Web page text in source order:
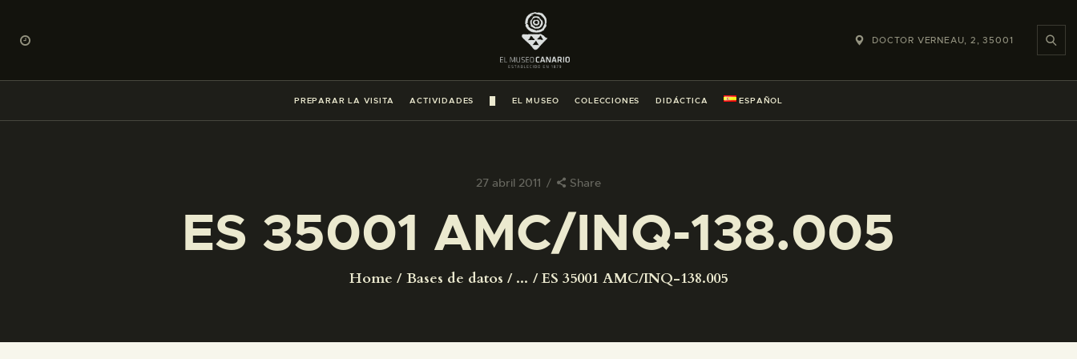
DOCTOR VERNEAU, 2, 35001
PREPARAR LA VISITA ACTIVIDADES EL MUSEO COLECCIONES DIDÁCTICA ESPAÑOL
27 abril 2011 Share
ES 35001 AMC/INQ-138.005
Home Bases de datos ... ES 35001 AMC/INQ-138.005
PREPARAR LA VISITA
ACTIVIDADES
█
COLECCIONES
DIDÁCTICA